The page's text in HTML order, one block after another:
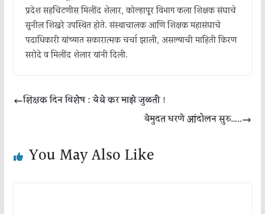
प्रदेश सहचिटणीस मिलींद शेलार, कोल्हापूर विभाग कला शिक्षक संघाचे
सुनील शिखरे उपस्थित होते. संस्थाचालक आणि शिक्षक महासंघाचे
पदाधिकारी यांच्यात सकारात्मक चर्चा झाली, असल्याची माहिती किरण
सरोदे व मिलींद शेलार यांनी दिली.
शिक्षक दिन विशेष : येथे कर माझे जुळती !
बेमुदत धरणे आंदोलन सुरु…..
You May Also Like